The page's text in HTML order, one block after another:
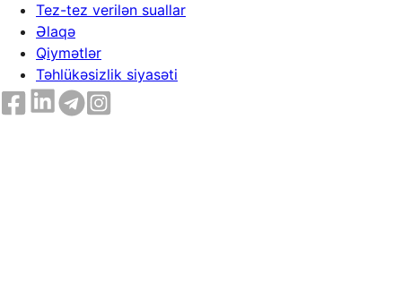
Tez-tez verilən suallar
Əlaqə
Qiymətlər
Təhlükəsizlik siyasəti